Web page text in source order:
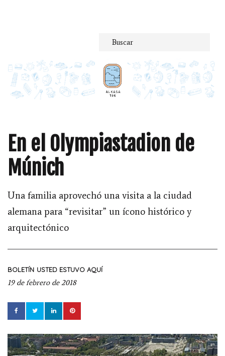
En el Olympiastadion de
Múnich
Una familia aprovechó una visita a la ciudad
alemana para “revisitar” un ícono histórico y
arquitectónico
BOLETÍN USTED ESTUVO AQUÍ
19 de febrero de 2018